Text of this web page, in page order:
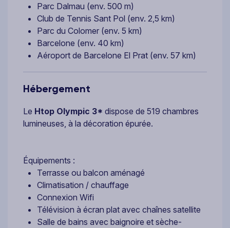
Parc Dalmau (env. 500 m)
Club de Tennis Sant Pol (env. 2,5 km)
Parc du Colomer (env. 5 km)
Barcelone (env. 40 km)
Aéroport de Barcelone El Prat (env. 57 km)
Hébergement
Le Htop Olympic 3* dispose de 519 chambres
lumineuses, à la décoration épurée.
Équipements :
Terrasse ou balcon aménagé
Climatisation / chauffage
Connexion Wifi
Télévision à écran plat avec chaînes satellite
Salle de bains avec baignoire et sèche-